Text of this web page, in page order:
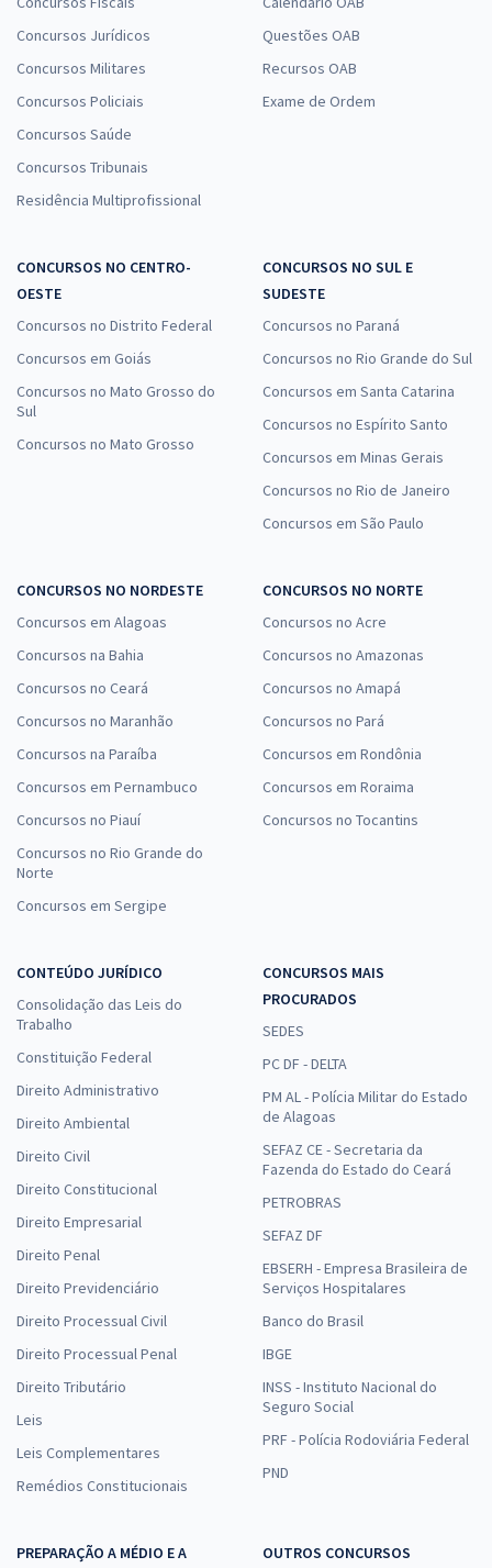
Concursos Jurídicos
Concursos Militares
Concursos Policiais
Concursos Saúde
Concursos Tribunais
Residência Multiprofissional
Questões OAB
Recursos OAB
Exame de Ordem
CONCURSOS NO CENTRO-
OESTE
Concursos no Distrito Federal
Concursos em Goiás
Concursos no Mato Grosso do
Sul
Concursos no Mato Grosso
CONCURSOS NO SUL E
SUDESTE
Concursos no Paraná
Concursos no Rio Grande do Sul
Concursos em Santa Catarina
Concursos no Espírito Santo
Concursos em Minas Gerais
Concursos no Rio de Janeiro
Concursos em São Paulo
CONCURSOS NO NORDESTE
Concursos em Alagoas
Concursos na Bahia
Concursos no Ceará
Concursos no Maranhão
Concursos na Paraíba
Concursos em Pernambuco
Concursos no Piauí
Concursos no Rio Grande do
Norte
Concursos em Sergipe
CONCURSOS NO NORTE
Concursos no Acre
Concursos no Amazonas
Concursos no Amapá
Concursos no Pará
Concursos em Rondônia
Concursos em Roraima
Concursos no Tocantins
CONTEÚDO JURÍDICO
Consolidação das Leis do
Trabalho
Constituição Federal
Direito Administrativo
Direito Ambiental
Direito Civil
Direito Constitucional
Direito Empresarial
Direito Penal
Direito Previdenciário
Direito Processual Civil
Direito Processual Penal
Direito Tributário
Leis
Leis Complementares
Remédios Constitucionais
CONCURSOS MAIS
PROCURADOS
SEDES
PC DF - DELTA
PM AL - Polícia Militar do Estado
de Alagoas
SEFAZ CE - Secretaria da
Fazenda do Estado do Ceará
PETROBRAS
SEFAZ DF
EBSERH - Empresa Brasileira de
Serviços Hospitalares
Banco do Brasil
IBGE
INSS - Instituto Nacional do
Seguro Social
PRF - Polícia Rodoviária Federal
PND
PREPARAÇÃO A MÉDIO E A
OUTROS CONCURSOS